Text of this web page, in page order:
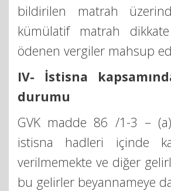
bildirilen matrah
kümülatif matrah
ödenen vergiler mahsup
IV- İstisna
durumu
GVK madde 86 /1-3 –
istisna hadleri içinde
verilmemekte ve diğer
bu gelirler beyannameye